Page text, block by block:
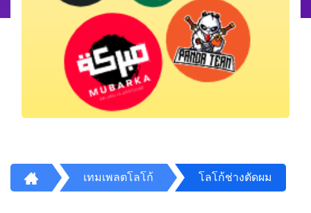
เทมเพลตโลโก้ โลโก้ช่างตัดผม